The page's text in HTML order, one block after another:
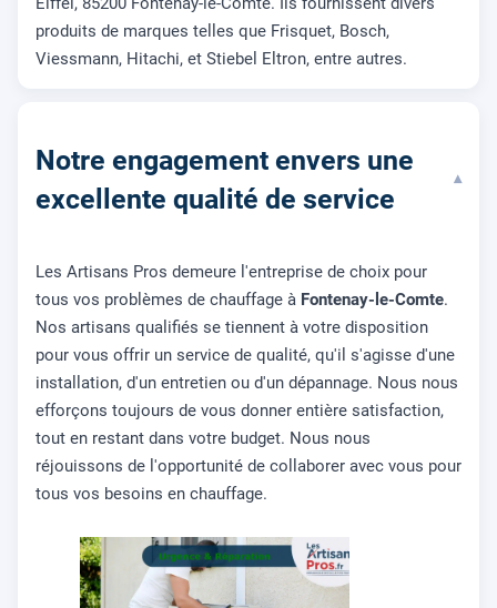
produits de marques telles que Frisquet, Bosch,
Viessmann, Hitachi, et Stiebel Eltron, entre autres.
Notre engagement envers une
excellente qualité de service
▾
Les Artisans Pros demeure l'entreprise de choix pour
tous vos problèmes de chauffage à Fontenay-le-Comte.
Nos artisans qualifiés se tiennent à votre disposition
pour vous offrir un service de qualité, qu'il s'agisse d'une
installation, d'un entretien ou d'un dépannage. Nous nous
efforçons toujours de vous donner entière satisfaction,
tout en restant dans votre budget. Nous nous
réjouissons de l'opportunité de collaborer avec vous pour
tous vos besoins en chauffage.